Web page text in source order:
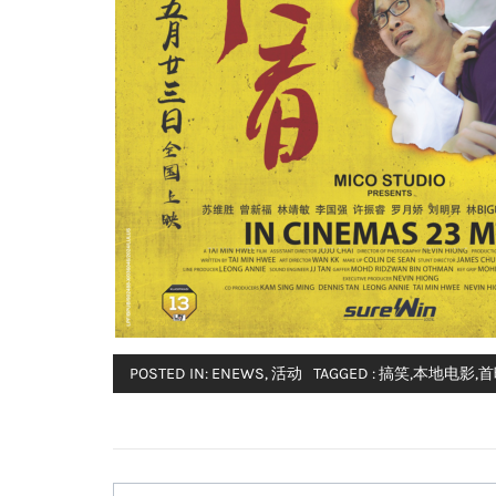
POSTED IN: ENEWS,活动 TAGGED :搞笑,本地电影,